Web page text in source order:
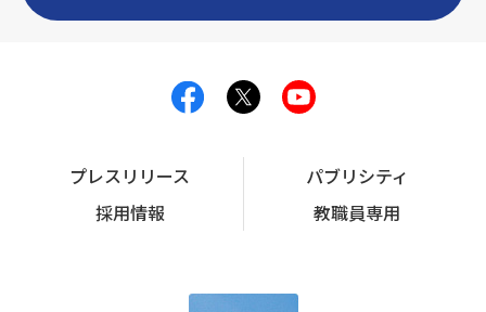
プレスリリース
パブリシティ
採用情報
教職員専用